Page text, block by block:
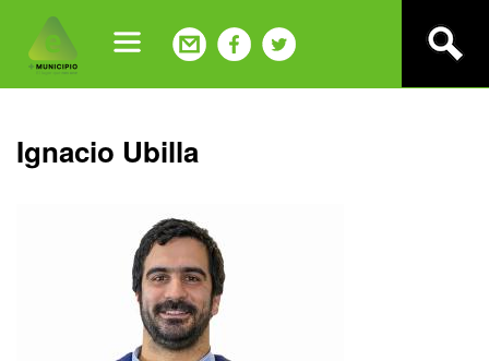
navigation
Back
to
Ignacio Ubilla